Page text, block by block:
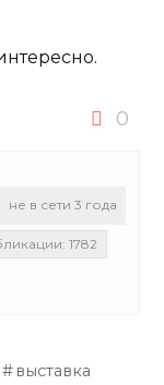
0
не в сети 3 года
1782
выставка